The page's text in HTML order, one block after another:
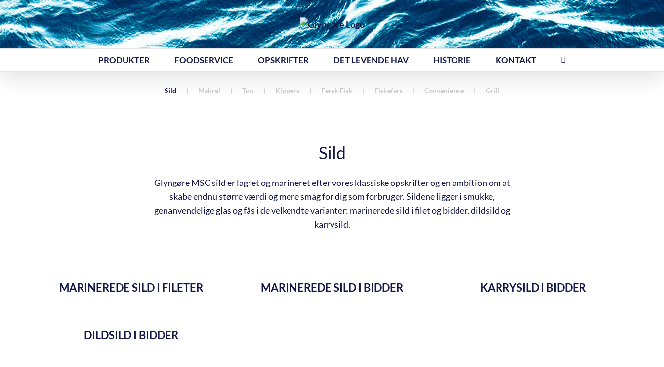
Skip
to
content
PRODUKTER FOODSERVICE OPSKRIFTER DET LEVENDE HAV HISTORIE KONTAKT
Sild Makrel Tun Kippers Fersk Fisk Fiskefars Convenience Grill
Sild
Glyngøre MSC sild er lagret og marineret efter vores klassiske opskrifter og en ambition om at
skabe endnu større værdi og mere smag for dig som forbruger. Sildene ligger i smukke,
genanvendelige glas og fås i de velkendte varianter: marinerede sild i filet og bidder, dildsild og
karrysild.
MARINEREDE SILD I FILETER MARINEREDE SILD I BIDDER KARRYSILD I BIDDER
DILDSILD I BIDDER